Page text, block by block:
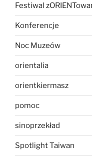
Festiwal
Konferencje
Noc Muzeów
orientalia
orientkiermasz
pomoc
sinoprzekład
Spotlight Taiwan